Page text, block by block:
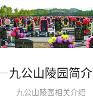
九公山陵园简介
九公山陵园相关介绍